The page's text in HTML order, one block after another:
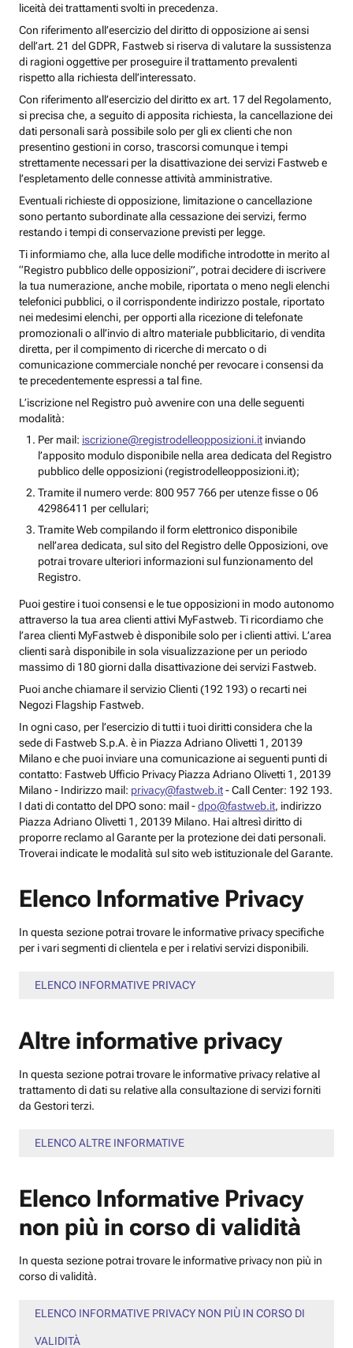
liceità dei trattamenti svolti in precedenza.
Con riferimento all’esercizio del diritto di opposizione ai sensi
dell’art. 21 del GDPR, Fastweb si riserva di valutare la sussistenza
di ragioni oggettive per proseguire il trattamento prevalenti
rispetto alla richiesta dell’interessato.
Con riferimento all’esercizio del diritto ex art. 17 del Regolamento,
si precisa che, a seguito di apposita richiesta, la cancellazione dei
dati personali sarà possibile solo per gli ex clienti che non
presentino gestioni in corso, trascorsi comunque i tempi
strettamente necessari per la disattivazione dei servizi Fastweb e
l’espletamento delle connesse attività amministrative.
Eventuali richieste di opposizione, limitazione o cancellazione
sono pertanto subordinate alla cessazione dei servizi, fermo
restando i tempi di conservazione previsti per legge.
Ti informiamo che, alla luce delle modifiche introdotte in merito al
“Registro pubblico delle opposizioni”, potrai decidere di iscrivere
la tua numerazione, anche mobile, riportata o meno negli elenchi
telefonici pubblici, o il corrispondente indirizzo postale, riportato
nei medesimi elenchi, per opporti alla ricezione di telefonate
promozionali o all’invio di altro materiale pubblicitario, di vendita
diretta, per il compimento di ricerche di mercato o di
comunicazione commerciale nonché per revocare i consensi da
te precedentemente espressi a tal fine.
L’iscrizione nel Registro può avvenire con una delle seguenti
modalità:
Per mail: iscrizione@registrodelleopposizioni.it inviando
l’apposito modulo disponibile nella area dedicata del Registro
pubblico delle opposizioni (registrodelleopposizioni.it);
Tramite il numero verde: 800 957 766 per utenze fisse o 06
42986411 per cellulari;
Tramite Web compilando il form elettronico disponibile
nell’area dedicata, sul sito del Registro delle Opposizioni, ove
potrai trovare ulteriori informazioni sul funzionamento del
Registro.
Puoi gestire i tuoi consensi e le tue opposizioni in modo autonomo
attraverso la tua area clienti attivi MyFastweb. Ti ricordiamo che
l’area clienti MyFastweb è disponibile solo per i clienti attivi. L’area
clienti sarà disponibile in sola visualizzazione per un periodo
massimo di 180 giorni dalla disattivazione dei servizi Fastweb.
Puoi anche chiamare il servizio Clienti (192 193) o recarti nei
Negozi Flagship Fastweb.
In ogni caso, per l’esercizio di tutti i tuoi diritti considera che la
sede di Fastweb S.p.A. è in Piazza Adriano Olivetti 1, 20139
Milano e che puoi inviare una comunicazione ai seguenti punti di
contatto: Fastweb Ufficio Privacy Piazza Adriano Olivetti 1, 20139
Milano - Indirizzo mail: privacy@fastweb.it- Call Center: 192 193.
I dati di contatto del DPO sono: mail -dpo@fastweb.it, indirizzo
Piazza Adriano Olivetti 1, 20139 Milano. Hai altresì diritto di
proporre reclamo al Garante per la protezione dei dati personali.
Troverai indicate le modalità sul sito web istituzionale del Garante.
Elenco Informative Privacy
In questa sezione potrai trovare le informative privacy specifiche
per i vari segmenti di clientela e per i relativi servizi disponibili.
ELENCO INFORMATIVE PRIVACY
Altre informative privacy
In questa sezione potrai trovare le informative privacy relative al
trattamento di dati su relative alla consultazione di servizi forniti
da Gestori terzi.
ELENCO ALTRE INFORMATIVE
Elenco Informative Privacy
non più in corso di validità
In questa sezione potrai trovare le informative privacy non più in
corso di validità.
ELENCO INFORMATIVE PRIVACY NON PIÙ IN CORSO DI
VALIDITÀ